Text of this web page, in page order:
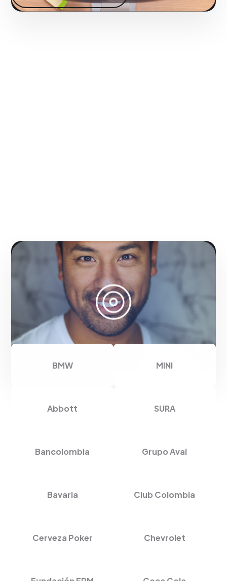
Gracias por confiar en
nosotros
BMW MINI
Abbott SURA
Bancolombia Grupo Aval
Bavaria Club Colombia
Cerveza Poker Chevrolet